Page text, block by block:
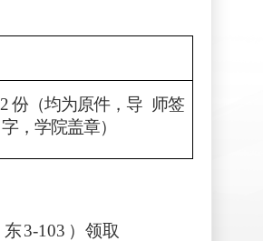
2份（均为原件，导 师签
字，学院盖章）
东3-103 ）领取